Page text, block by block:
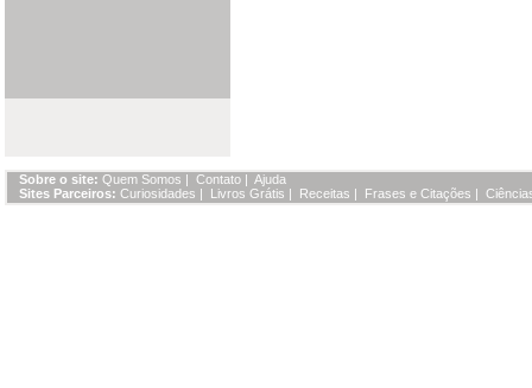
Sobre o site: Quem Somos | Contato | Ajuda
Sites Parceiros: Curiosidades | Livros Grátis | Receitas | Frases e Citações |